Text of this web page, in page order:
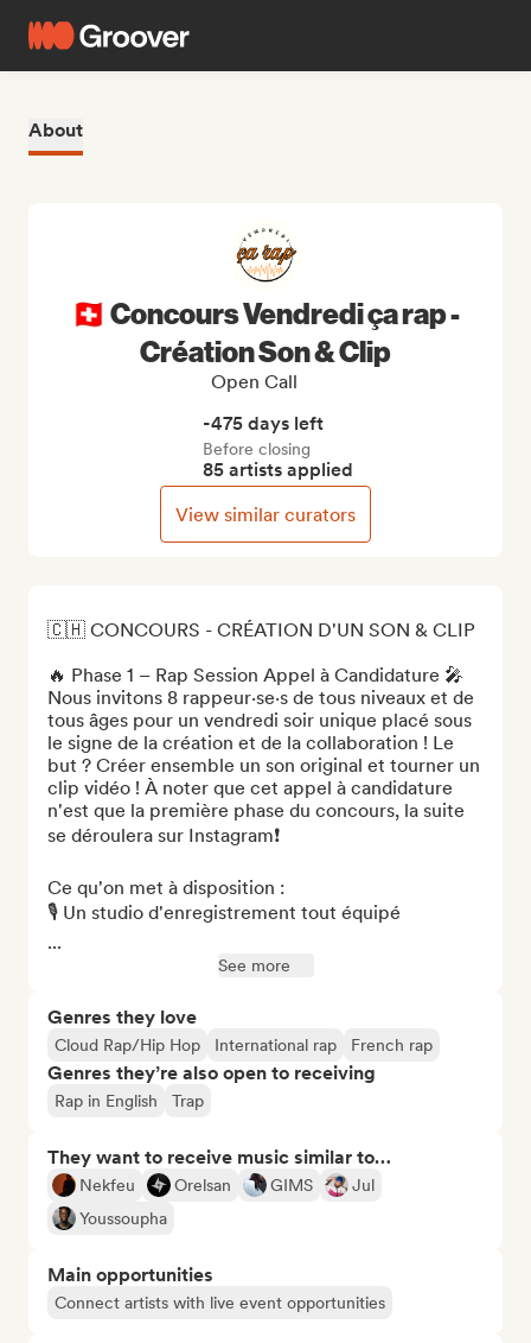
About
🇨🇭 CONCOURS - CRÉATION D'UN SON & CLIP
🔥 Phase 1 – Rap Session Appel à Candidature 🎤
Nous invitons 8 rappeur·se·s de tous niveaux et de
tous âges pour un vendredi soir unique placé sous
le signe de la création et de la collaboration ! Le
but ? Créer ensemble un son original et tourner un
clip vidéo ! À noter que cet appel à candidature
n'est que la première phase du concours, la suite
se déroulera sur Instagram❗
Ce qu'on met à disposition :
🎙️ Un studio d'enregistrement tout équipé
...
See more
Genres they love
Cloud Rap/Hip Hop International rap French rap
Genres they’re also open to receiving
Rap in English Trap
They want to receive music similar to…
Nekfeu Orelsan GIMS
Jul
Youssoupha
Main opportunities
Connect artists with live event opportunities
🇨🇭 Concours Vendredi ça rap -
Création Son & Clip
Open Call
-475 days left
Before closing
85 artists applied
View similar curators